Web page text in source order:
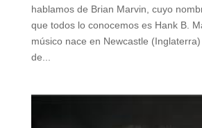
hablamos de Brian Marvin, cuyo
que todos lo conocemos es Hank B.
músico nace en Newcastle
de...